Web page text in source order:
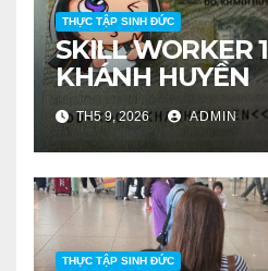
THỰC TẬP SINH ĐỨC
SKILL WORKER
KHÁNH HUYỀN
TH5 9, 2026 ADMIN
THỰC TẬP SINH ĐỨC